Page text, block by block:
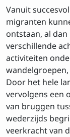
Vanuit
migranten
ontstaan, al
verschillende
activiteiten
Door het hele
vervolgens een
van bruggen
wederzijds
veerkracht van